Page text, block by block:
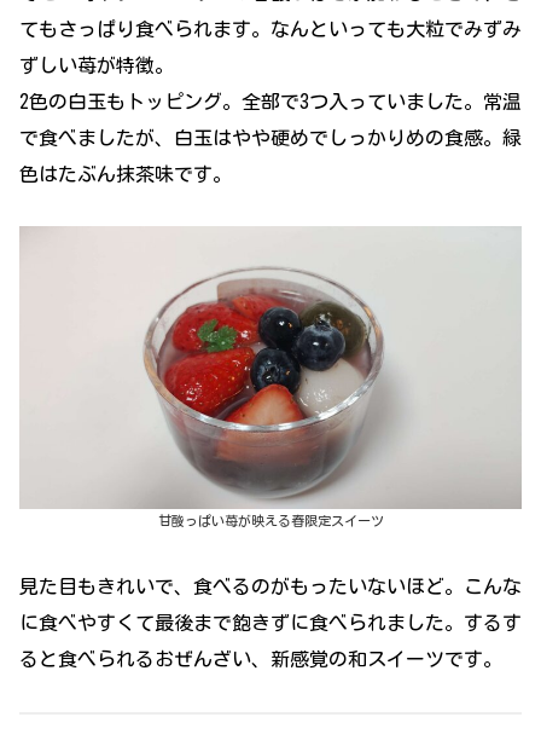
てもさっぱり食べられます。なんといっても大粒でみずみ
ずしい苺が特徴。
2色の白玉もトッピング。全部で3つ入っていました。常温
で食べましたが、白玉はやや硬めでしっかりめの食感。緑
色はたぶん抹茶味です。
甘酸っぱい苺が映える春限定スイーツ
見た目もきれいで、食べるのがもったいないほど。こんな
に食べやすくて最後まで飽きずに食べられました。するす
ると食べられるおぜんざい、新感覚の和スイーツです。